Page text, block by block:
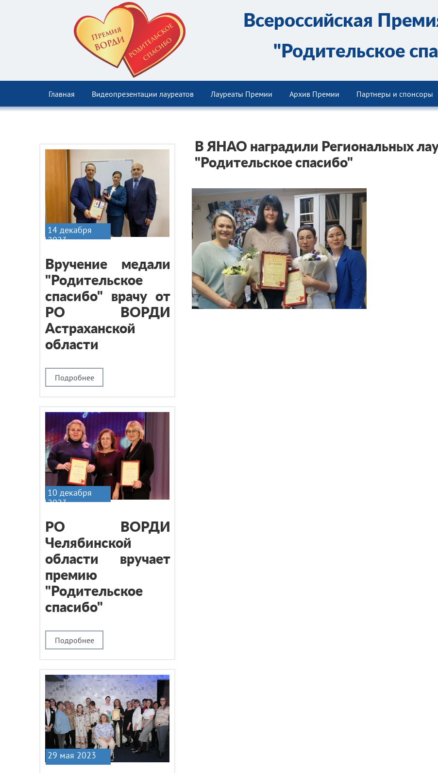
Всероссийская
"Родительское
Главная Видеопрезентации лауреатов Лауреаты Премии Архив Премии Партнеры и спонсоры
В ЯНАО наградили Региональных
"Родительское спасибо"
Подробнее
Вручение медали
"Родительское
спасибо" врачу от
РО ВОРДИ
Астраханской
области
14 декабря
2023
Подробнее
РО ВОРДИ
Челябинской
области вручает
премию
"Родительское
спасибо"
10 декабря
2023
29 мая 2023